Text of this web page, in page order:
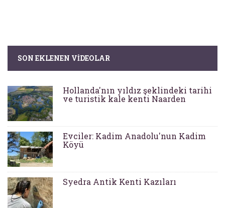
SON EKLENEN VIDEOLAR
Hollanda'nın yıldız şeklindeki tarihi
ve turistik kale kenti Naarden
Evciler: Kadim Anadolu'nun Kadim
Köyü
Syedra Antik Kenti Kazıları